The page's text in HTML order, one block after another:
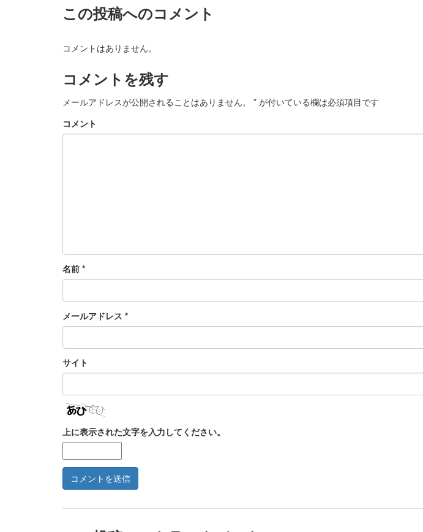
この投稿へのコメント
コメントはありません。
コメントを残す
メールアドレスが公開されることはありません。 * が付いている欄は必須項目です
コメント
名前 *
メールアドレス *
サイト
上に表示された文字を入力してください。